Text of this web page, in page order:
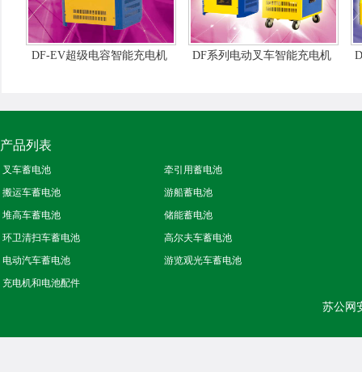
DF-EV超级电容智能充电机 DF系列电动叉车智能充电机
产品列表
叉车蓄电池
牵引用蓄电池
搬运车蓄电池
游船蓄电池
堆高车蓄电池
储能蓄电池
环卫清扫车蓄电池
高尔夫车蓄电池
电动汽车蓄电池
游览观光车蓄电池
充电机和电池配件
苏公网